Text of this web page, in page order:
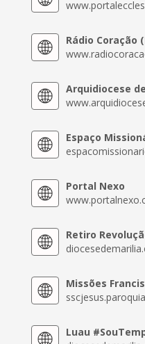
Rádio Coração
Arquidiocese
Espaço
Portal Nexo
Retiro
Missões
Luau